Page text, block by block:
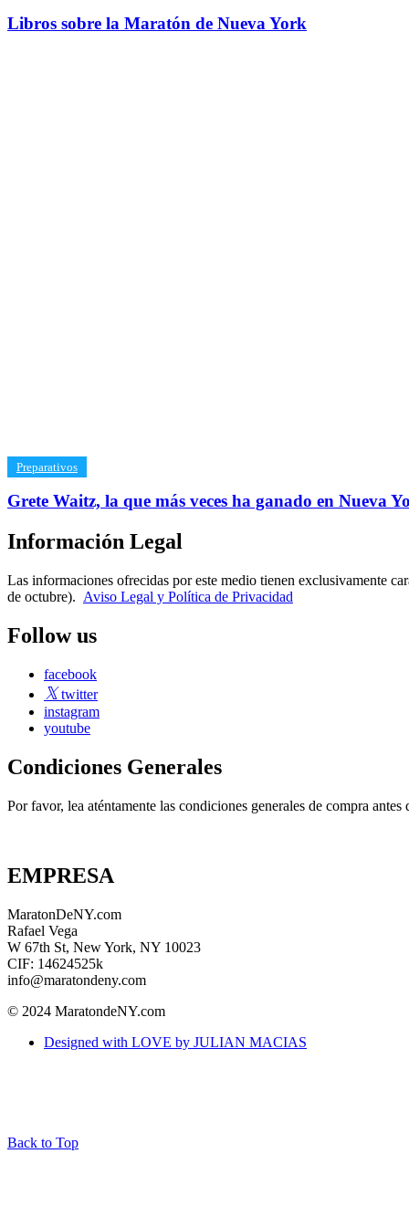
Libros sobre la Maratón de Nueva York
​Preparativos
Grete Waitz, la que más veces ha ganado en Nueva
Información Legal
Las informaciones ofrecidas por este medio tienen exclusivamente
de octubre). Aviso Legal y Política de Privacidad
Follow us
facebook
twitter
instagram
youtube
Condiciones Generales
Por favor, lea aténtamente las condiciones generales de compra
EMPRESA
MaratonDeNY.com
Rafael Vega
W 67th St, New York, NY 10023
CIF: 14624525k
info@maratondeny.com
© 2024 MaratondeNY.com
Designed with LOVE by JULIAN MACIAS
Back to Top